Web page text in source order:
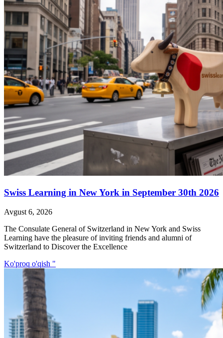
Swiss Learning in New York in September 30th 2026
Avgust 6, 2026
The Consulate General of Switzerland in New York and Swiss
Learning have the pleasure of inviting friends and alumni of
Switzerland to Discover the Excellence
Ko'proq o'qish "